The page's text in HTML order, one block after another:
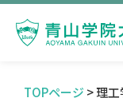
TOPページ > 理